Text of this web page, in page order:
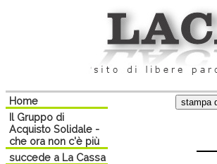
Home
Il Gruppo di
Acquisto Solidale -
che ora non c'è più
succede a La Cassa